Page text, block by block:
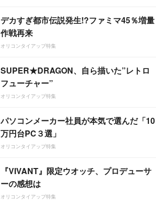
デカすぎ都市伝説発生!?ファミマ45％増量
作戦再来
オリコンタイアップ特集
SUPER★DRAGON、自ら描いた”レトロ
フューチャー”
オリコンタイアップ特集
パソコンメーカー社員が本気で選んだ「10
万円台PC３選」
オリコンタイアップ特集
『VIVANT』限定ウオッチ、プロデューサ
ーの感想は
オリコンタイアップ特集